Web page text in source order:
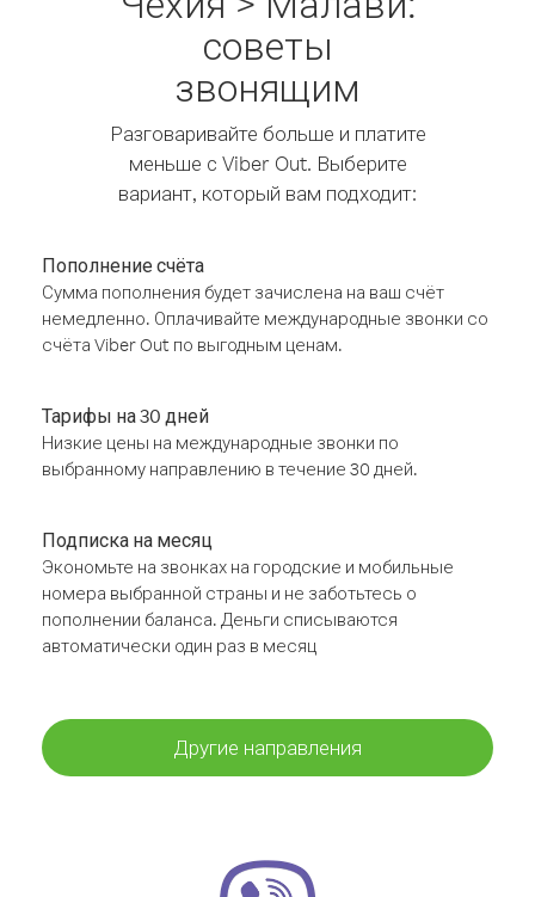
советы
звонящим
Разговаривайте больше и платите
меньше с Viber Out. Выберите
вариант, который вам подходит:
Пополнение счёта
Сумма пополнения будет зачислена на ваш счёт
немедленно. Оплачивайте международные звонки со
счёта Viber Out по выгодным ценам.
Тарифы на 30 дней
Низкие цены на международные звонки по
выбранному направлению в течение 30 дней.
Подписка на месяц
Экономьте на звонках на городские и мобильные
номера выбранной страны и не заботьтесь о
пополнении баланса. Деньги списываются
автоматически один раз в месяц
Другие направления